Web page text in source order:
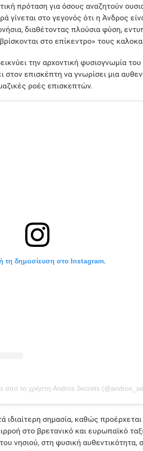
πρόταση για όσους αναζητούν
γίνεται στο γεγονός ότι η Άνδρος
διαθέτοντας πλούσια φύση,
στο επίκεντρο» τους
την αρχοντική φυσιογνωμία
επισκέπτη να γνωρίσει μια
ροές επισκεπτών.
τη δημοσίευση στο Instagram.
ιδιαίτερη σημασία, καθώς
στο βρετανικό και ευρωπαϊκό
νησιού, στη φυσική αυθεντικότητα,